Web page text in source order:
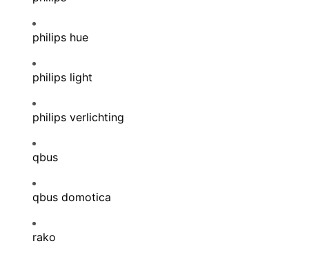
philips hue
philips light
philips verlichting
qbus
qbus domotica
rako